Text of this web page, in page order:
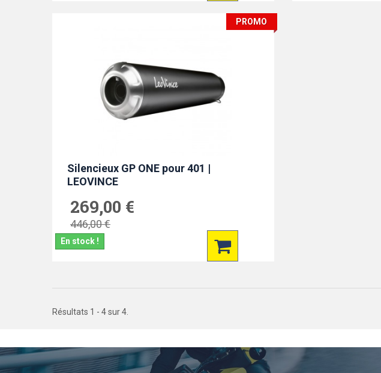
PROMO
Silencieux GP ONE pour 401 |
LEOVINCE
269,00 €
446,00 €
En stock !
Résultats 1 - 4 sur 4.